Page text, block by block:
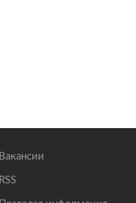
Вакансии
RSS